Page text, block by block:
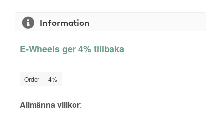
Information
E-Wheels ger 4% tillbaka
Order 4%
Allmänna villkor: